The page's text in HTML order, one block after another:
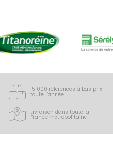
15 000 références à bas prix
toute l’année
Livraison dans toute la
France métropolitaine